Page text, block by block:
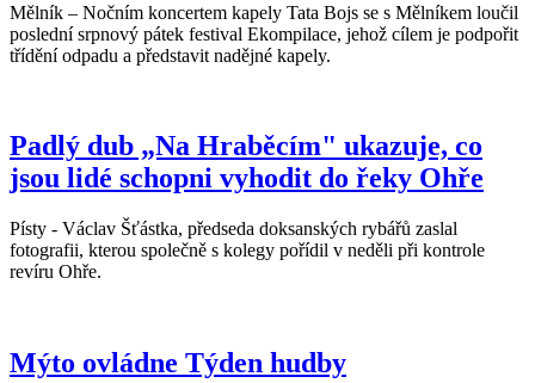
Mělník – Nočním koncertem kapely Tata Bojs se s Mělníkem loučil
poslední srpnový pátek festival Ekompilace, jehož cílem je podpořit
třídění odpadu a představit nadějné kapely.
Padlý dub „Na Hraběcím" ukazuje, co
jsou lidé schopni vyhodit do řeky Ohře
Písty - Václav Šťástka, předseda doksanských rybářů zaslal
fotografii, kterou společně s kolegy pořídil v neděli při kontrole
revíru Ohře.
Mýto ovládne Týden hudby